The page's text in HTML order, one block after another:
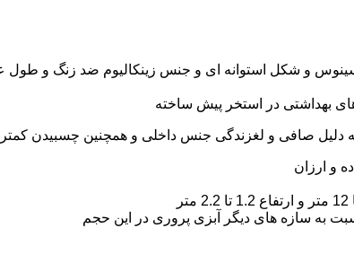
و شکل استوانه ای و جنس زینکالیوم ضد زنگ و طول
بهداشتی در استخر پیش ساخته
دلیل صافی و لغزندگی جنس داخلی و همچنین چسبیدن
و ارزان
به سازه های دیگر آبزی پروری در این حجم